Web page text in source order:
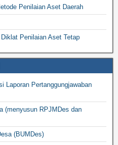
Penilaian Aset Daerah
Penilaian Aset Tetap
Laporan Pertanggungjawaban
(menyusun RPJMDes dan
(BUMDes)